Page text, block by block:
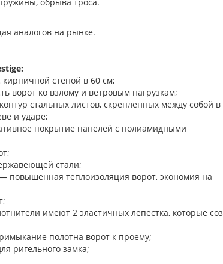
аналогов на рынке.
стеной в 60 см;
ворот ко взлому и ветровым нагрузкам;
стальных листов, скрепленных между собой в
и ударе;
покрытие панелей с полиамидными
стали;
повышенная теплоизоляция ворот, экономия на
имеют 2 эластичных лепестка, которые
полотна ворот к проему;
ворот и для ригельного